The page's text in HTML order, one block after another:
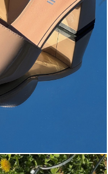
are now on sale. ...